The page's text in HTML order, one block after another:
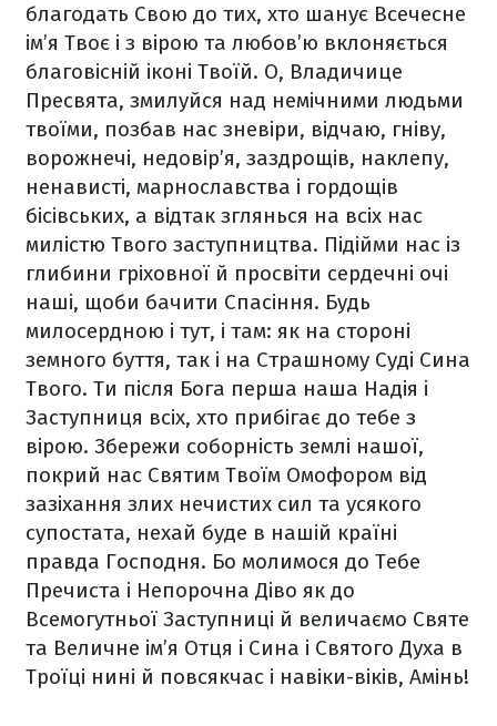
благодать Свою до тих, хто шанує Всечесне
ім’я Твоє і з вірою та любов’ю вклоняється
благовісній іконі Твоїй. О, Владичице
Пресвята, змилуйся над немічними людьми
твоїми, позбав нас зневіри, відчаю, гніву,
ворожнечі, недовір’я, заздрощів, наклепу,
ненависті, марнославства і гордощів
бісівських, а відтак зглянься на всіх нас
милістю Твого заступництва. Підійми нас із
глибини гріховної й просвіти сердечні очі
наші, щоби бачити Спасіння. Будь
милосердною і тут, і там: як на стороні
земного буття, так і на Страшному Суді Сина
Твого. Ти після Бога перша наша Надія і
Заступниця всіх, хто прибігає до тебе з
вірою. Збережи соборність землі нашої,
покрий нас Святим Твоїм Омофором від
зазіхання злих нечистих сил та усякого
супостата, нехай буде в нашій країні
правда Господня. Бо молимося до Тебе
Пречиста і Непорочна Діво як до
Всемогутньої Заступниці й величаємо Святе
та Величне ім’я Отця і Сина і Святого Духа в
Троїці нині й повсякчас і навіки-віків, Амінь!